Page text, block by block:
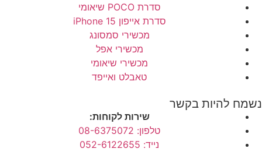
סדרת POCO שיאומי
סדרת אייפון 15 iPhone
מכשירי סמסונג
מכשירי אפל
מכשירי שיאומי
טאבלט ואייפד
נשמח להיות בקשר
שירות לקוחות:
טלפון: 08-6375072
נייד: 052-6122655